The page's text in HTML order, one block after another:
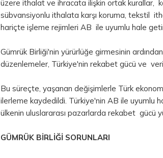
üzere ithalat ve ihracata ilişkin ortak kurallar,
sübvansiyonlu ithalata karşı koruma, tekstil
hariçte işleme rejimleri AB ile uyumlu hale
Gümrük Birliği'nin yürürlüğe girmesinin
düzenlemeler, Türkiye'nin rekabet gücü ve
Bu süreçte, yaşanan değişimlerle Türk
ilerleme kaydedildi. Türkiye'nin AB ile uyumlu
ülkenin uluslararası pazarlarda rekabet gücü
GÜMRÜK BİRLİĞİ SORUNLARI